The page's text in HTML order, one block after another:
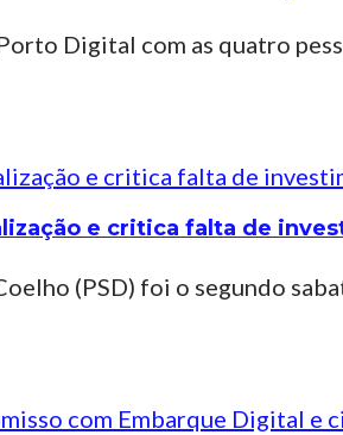
Digital com as quatro
e critica falta de
(PSD) foi o segundo